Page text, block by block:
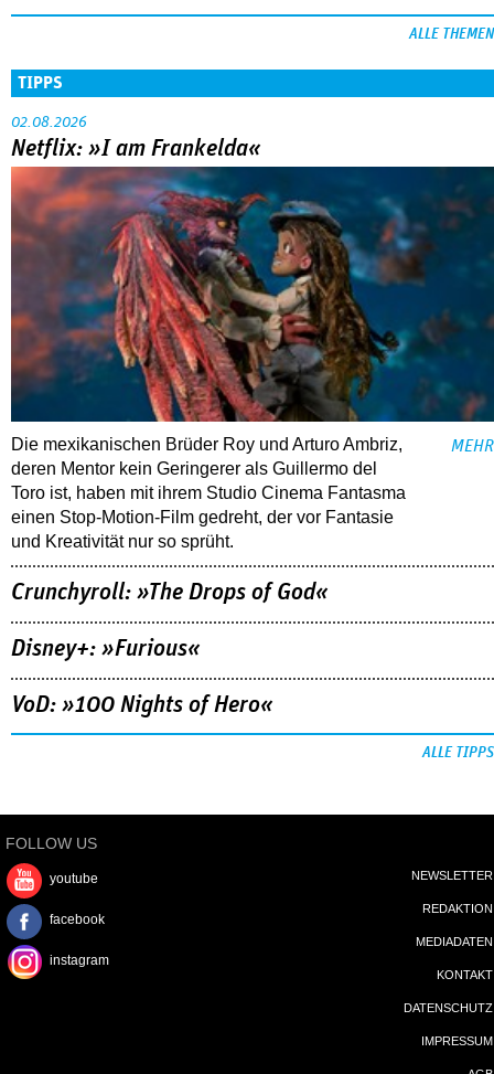
ALLE THEMEN
TIPPS
02.08.2026
Netflix: »I am Frankelda«
Die mexikanischen Brüder Roy und Arturo Ambriz,
deren Mentor kein Geringerer als Guillermo del
Toro ist, haben mit ihrem Studio Cinema Fantasma
einen Stop-Motion-Film gedreht, der vor Fantasie
und Kreativität nur so sprüht.
MEHR
Crunchyroll: »The Drops of God«
Disney+: »Furious«
VoD: »100 Nights of Hero«
ALLE TIPPS
FOLLOW US
youtube
facebook
instagram
NEWSLETTER
REDAKTION
MEDIADATEN
KONTAKT
DATENSCHUTZ
IMPRESSUM